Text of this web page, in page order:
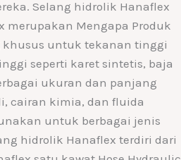
Selang hidrolik Hanaflex
merupakan Mengapa Produk
khusus untuk tekanan tinggi
seperti karet sintetis, baja
ukuran dan panjang
cairan kimia, dan fluida
untuk berbagai jenis
hidrolik Hanaflex terdiri dari